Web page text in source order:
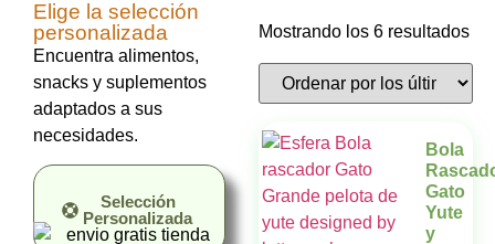
Elige la selección
personalizada
Encuentra alimentos,
snacks y suplementos
adaptados a sus
necesidades.
Selección
Personalizada
Mostrando los 6 resultados
Bola
Gato
Yute
y